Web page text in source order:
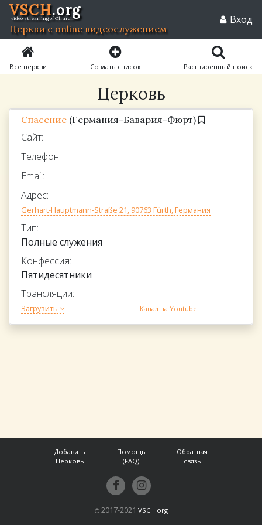
VSCH.org
video streaming of Church
Церкви с online видеослужением
Вход
Все церкви Создать список Расширенный поиск
Церковь
Спасение (Германия-Бавария-Фюрт)
Сайт:
Телефон:
Email:
Адрес:
Gerhart-Hauptmann-Straße 21, 90763 Fürth, Германия
Тип:
Полные служения
Конфессия:
Пятидесятники
Трансляции:
Загрузить Канал на Youtube
Добавить
Церковь
Помощь
(FAQ)
Обратная
связь
2017-2021 VSCH.org